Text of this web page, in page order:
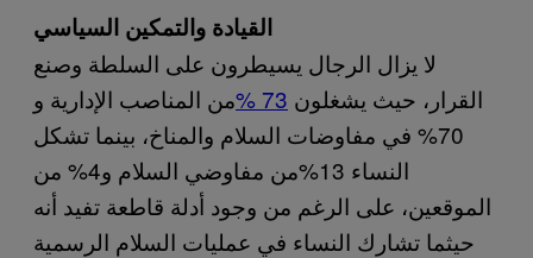
القيادة والتمكين السياسي
لا يزال الرجال يسيطرون على السلطة وصنع
القرار، حيث يشغلون 73 %
من المناصب الإدارية و
70% في مفاوضات السلام والمناخ، بينما تشكل
النساء 13%من مفاوضي السلام و4% من
الموقعين، على الرغم من وجود أدلة قاطعة تفيد أنه
حيثما تشارك النساء في عمليات السلام الرسمية